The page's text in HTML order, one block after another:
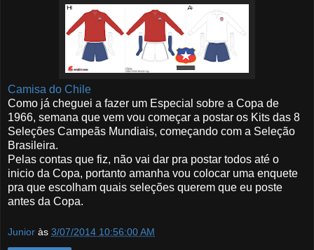
Camisa do Chile
Como já cheguei a fazer um Especial sobre a Copa de
1966, semana que vem vou começar a postar os Kits das 8
Seleções Campeãs Mundiais, começando com a Seleção
Brasileira.
Pelas contas que fiz, não vai dar pra postar todos até o
inicio da Copa, portanto amanha vou colocar uma enquete
pra que escolham quais seleções querem que eu poste
antes da Copa.
Junior às 3/07/2014 10:56:00 AM